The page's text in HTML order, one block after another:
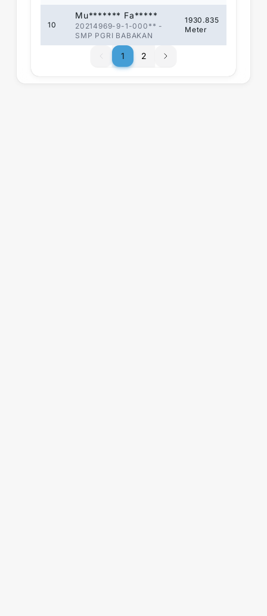
10
Mu******* Fa*****
20214969-9-1-000** -
SMP PGRI BABAKAN
1930.835
Meter
1
1 2